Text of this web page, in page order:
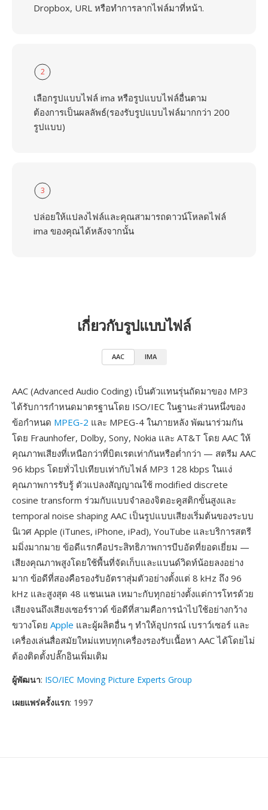
Dropbox, URL หรือทำการลากไฟล์มาที่หน้า.
2
เลือกรูปแบบไฟล์ ima หรือรูปแบบไฟล์อื่นตาม
ต้องการเป็นผลลัพธ์(รองรับรูปแบบไฟล์มากกว่า 200
รูปแบบ)
3
ปล่อยให้แปลงไฟล์และคุณสามารถดาวน์โหลดไฟล์
ima ของคุณได้หลังจากนั้น
เกี่ยวกับรูปแบบไฟล์
AAC IMA
AAC (Advanced Audio Coding) เป็นตัวแทนรุ่นถัดมาของ MP3
ได้รับการกำหนดมาตรฐานโดย ISO/IEC ในฐานะส่วนหนึ่งของ
ข้อกำหนด MPEG-2 และ MPEG-4 ในภายหลัง พัฒนาร่วมกัน
โดย Fraunhofer, Dolby, Sony, Nokia และ AT&T โดย AAC ให้
คุณภาพเสียงที่เหนือกว่าที่บิตเรตเท่ากันหรือต่ำกว่า — สตรีม AAC
96 kbps โดยทั่วไปเทียบเท่ากับไฟล์ MP3 128 kbps ในแง่
คุณภาพการรับรู้ ตัวแปลงสัญญาณใช้ modified discrete
cosine transform ร่วมกับแบบจำลองจิตอะคูสติกขั้นสูงและ
temporal noise shaping AAC เป็นรูปแบบเสียงเริ่มต้นของระบบ
นิเวศ Apple (iTunes, iPhone, iPad), YouTube และบริการสตรี
มมิ่งมากมาย ข้อดีแรกคือประสิทธิภาพการบีบอัดที่ยอดเยี่ยม —
เสียงคุณภาพสูงโดยใช้พื้นที่จัดเก็บและแบนด์วิดท์น้อยลงอย่าง
มาก ข้อดีที่สองคือรองรับอัตราสุ่มตัวอย่างตั้งแต่ 8 kHz ถึง 96
kHz และสูงสุด 48 แชนเนล เหมาะกับทุกอย่างตั้งแต่การโทรด้วย
เสียงจนถึงเสียงเซอร์ราวด์ ข้อดีที่สามคือการนำไปใช้อย่างกว้าง
ขวางโดย Apple และผู้ผลิตอื่น ๆ ทำให้อุปกรณ์ เบราว์เซอร์ และ
เครื่องเล่นสื่อสมัยใหม่แทบทุกเครื่องรองรับเนื้อหา AAC ได้โดยไม่
ต้องติดตั้งปลั๊กอินเพิ่มเติม
ผู้พัฒนา: ISO/IEC Moving Picture Experts Group
เผยแพร่ครั้งแรก: 1997